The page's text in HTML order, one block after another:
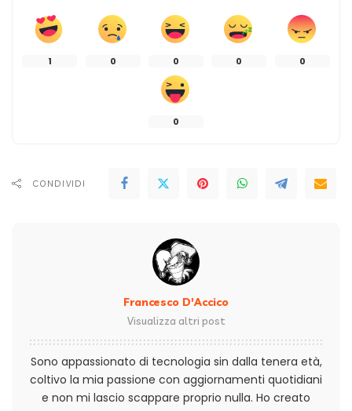
1 0 0 0 0
0
CONDIVIDI
Francesco D'Accico
Visualizza altri post
Sono appassionato di tecnologia sin dalla tenera età,
coltivo la mia passione con aggiornamenti quotidiani
e non mi lascio scappare proprio nulla. Ho creato